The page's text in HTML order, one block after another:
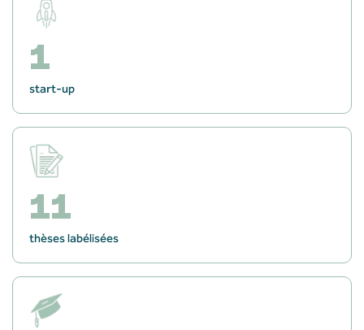
1
start-up
11
thèses labélisées